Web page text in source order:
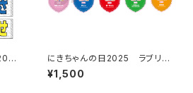
にきちゃんの日2025 ラブリー
衣装 アクリルキーホルダー
¥1,500